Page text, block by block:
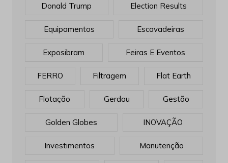
Donald Trump Election Results
Equipamentos Escavadeiras
Exposibram Feiras E Eventos
FERRO Filtragem Flat Earth
Flotação Gerdau Gestão
Golden Globes INOVAÇÃO
Investimentos Manutenção